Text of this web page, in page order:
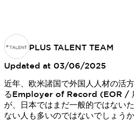
PLUS TALENT TEAM
Updated at 03/06/2025
近年、欧米諸国で外国人人材の活
るEmployer of Record (EOR /
が、日本ではまだ一般的ではない
ない人も多いのではないでしょうか